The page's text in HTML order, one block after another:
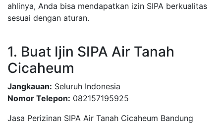
ahlinya, Anda bisa mendapatkan izin SIPA berkualitas
sesuai dengan aturan.
1. Buat Ijin SIPA Air Tanah
Cicaheum
Jangkauan: Seluruh Indonesia
Nomor Telepon: 082157195925
Jasa Perizinan SIPA Air Tanah Cicaheum Bandung